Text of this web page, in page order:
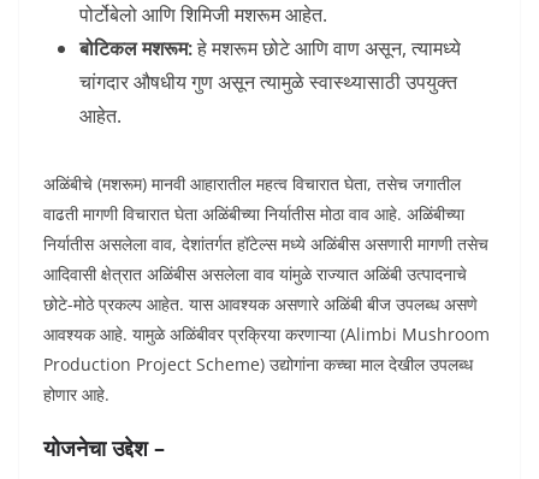
पोर्टोबेलो आणि शिमिजी मशरूम आहेत.
बोटिकल मशरूम:हे मशरूम छोटे आणि वाण असून, त्यामध्ये
चांगदार औषधीय गुण असून त्यामुळे स्वास्थ्यासाठी उपयुक्त
आहेत.
अळिंबीचे (मशरूम) मानवी आहारातील महत्व विचारात घेता, तसेच जगातील
वाढती मागणी विचारात घेता अळिंबीच्या निर्यातीस मोठा वाव आहे. अळिंबीच्या
निर्यातीस असलेला वाव, देशांतर्गत हॉटेल्स मध्ये अळिंबीस असणारी मागणी तसेच
आदिवासी क्षेत्रात अळिंबीस असलेला वाव यांमुळे राज्यात अळिंबी उत्पादनाचे
छोटे-मोठे प्रकल्प आहेत. यास आवश्यक असणारे अळिंबी बीज उपलब्ध असणे
आवश्यक आहे. यामुळे अळिंबीवर प्रक्रिया करणाऱ्या (Alimbi Mushroom
Production Project Scheme) उद्योगांना कच्चा माल देखील उपलब्ध
होणार आहे.
योजनेचा उद्देश –